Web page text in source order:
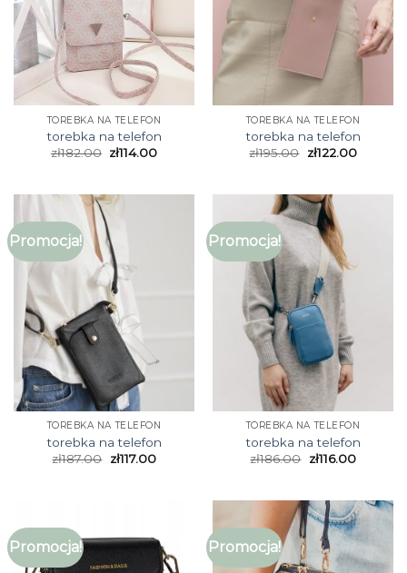
TOREBKA NA TELEFON
torebka na telefon
zł182.00 zł114.00
TOREBKA NA TELEFON
torebka na telefon
zł195.00 zł122.00
Promocja!
TOREBKA NA TELEFON
torebka na telefon
zł187.00 zł117.00
Promocja!
TOREBKA NA TELEFON
torebka na telefon
zł186.00 zł116.00
Promocja! Promocja!